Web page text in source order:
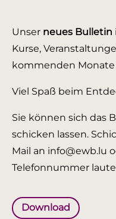
Unser neues Bulletin
Kurse,
kommenden Monate
Viel Spaß beim
Sie können sich das
schicken lassen.
Mail an info@ewb.lu
Telefonnummer
Download